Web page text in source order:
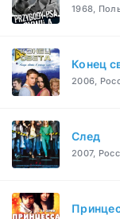
1968,
Конец
2006,
След
2007,